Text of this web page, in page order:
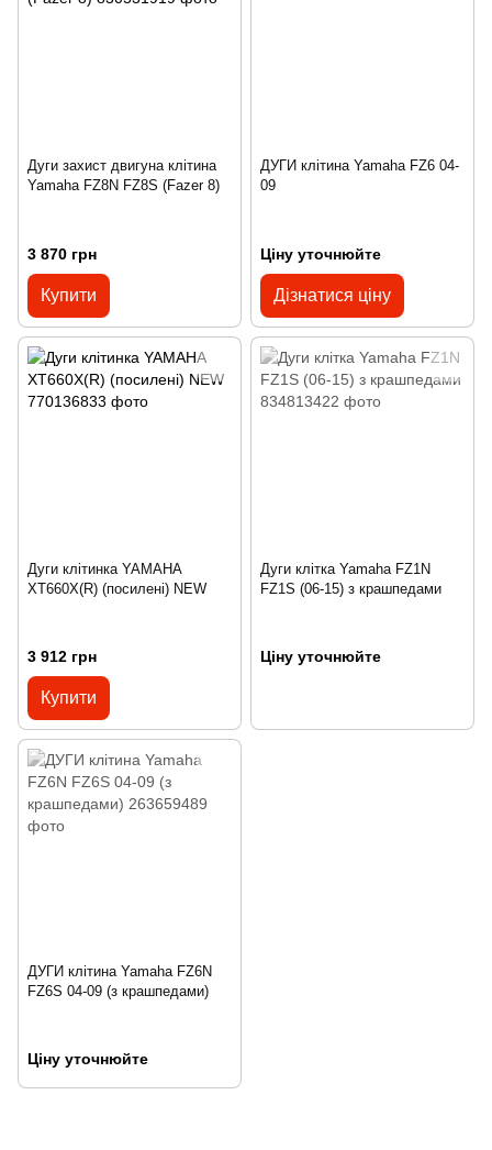
Дуги захист двигуна клітина
Yamaha FZ8N FZ8S (Fazer 8)
3 870 грн
Купити
ДУГИ клітина Yamaha FZ6 04-
09
Ціну уточнюйте
Дізнатися ціну
Дуги клітинка YAMAHA
XT660X(R) (посилені) NEW
3 912 грн
Купити
Дуги клітка Yamaha FZ1N
FZ1S (06-15) з крашпедами
Ціну уточнюйте
ДУГИ клітина Yamaha FZ6N
FZ6S 04-09 (з крашпедами)
Ціну уточнюйте